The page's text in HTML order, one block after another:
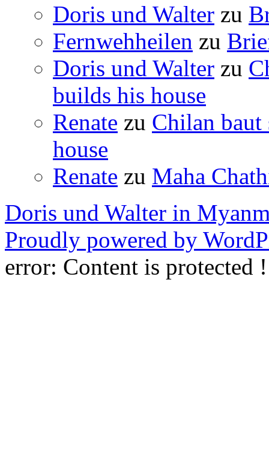
Doris und Walter zu
Fernwehheilen zu
Doris und Walter zu
builds his house
Renate zu Chilan
house
Renate zu Maha
Doris und Walter in
Proudly powered by
error: Content is protected